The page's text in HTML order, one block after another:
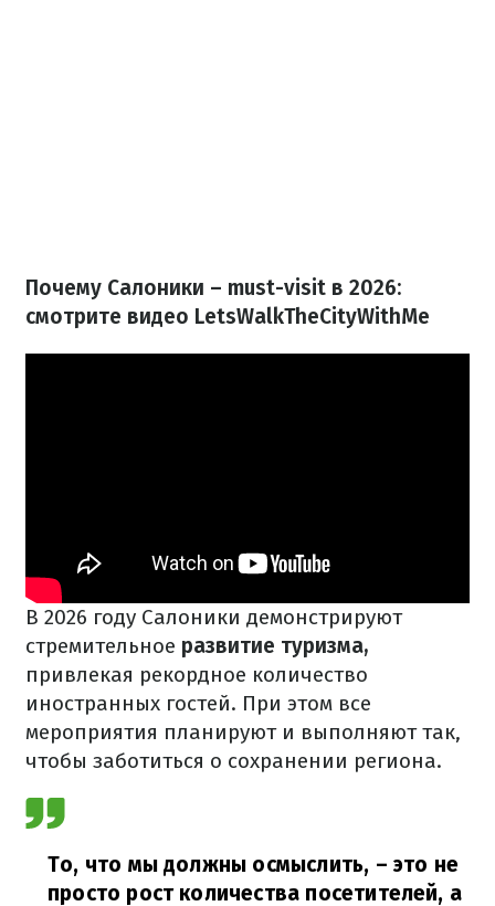
Почему Салоники – must-visit в 2026:
смотрите видео LetsWalkTheCityWithMe
В 2026 году Салоники демонстрируют
стремительное развитие туризма,
привлекая рекордное количество
иностранных гостей. При этом все
мероприятия планируют и выполняют так,
чтобы заботиться о сохранении региона.
То, что мы должны осмыслить, – это не
просто рост количества посетителей, а